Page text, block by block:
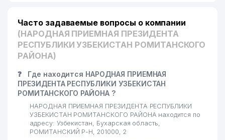
Часто задаваемые вопросы о компании
(НАРОДНАЯ ПРИЕМНАЯ ПРЕЗИДЕНТА
РЕСПУБЛИКИ УЗБЕКИСТАН РОМИТАНСКОГО
РАЙОНА)
❓
Где находится НАРОДНАЯ ПРИЕМНАЯ
ПРЕЗИДЕНТА РЕСПУБЛИКИ УЗБЕКИСТАН
РОМИТАНСКОГО РАЙОНА ?
НАРОДНАЯ ПРИЕМНАЯ ПРЕЗИДЕНТА РЕСПУБЛИКИ
УЗБЕКИСТАН РОМИТАНСКОГО РАЙОНА находится по
адресу: Узбекистан, Бухарская область,
РОМИТАНСКИЙ Р-Н, 201000, 2